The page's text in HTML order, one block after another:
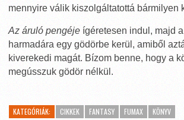
mennyire válik kiszolgáltatottá bármilyen
Az áruló pengéje ígéretesen indul, majd
harmadára egy gödörbe kerül, amiből
kiverekedi magát. Bízom benne, hogy a
megússzuk gödör nélkül.
KATEGÓRIÁK: CIKKEK FANTASY FUMAX KÖNYV